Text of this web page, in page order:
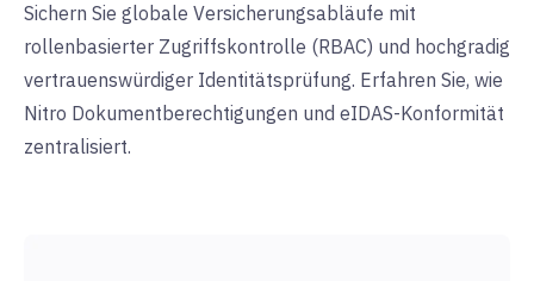
Sichern Sie globale Versicherungsabläufe mit
rollenbasierter Zugriffskontrolle (RBAC) und hochgradig
vertrauenswürdiger Identitätsprüfung. Erfahren Sie, wie
Nitro Dokumentberechtigungen und eIDAS-Konformität
zentralisiert.